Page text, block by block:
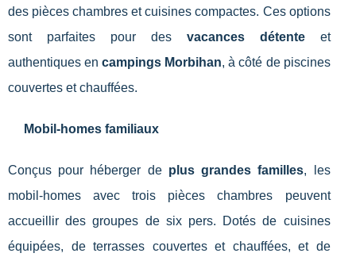
des pièces chambres et cuisines compactes. Ces options
sont parfaites pour des vacances détenteet
authentiques encampings Morbihan, à côté de piscines
couvertes et chauffées.
Mobil-homes familiaux
Conçus pour héberger de plus grandes familles, les
mobil-homes avec trois pièces chambres peuvent
accueillir des groupes de six pers. Dotés de cuisines
équipées, de terrasses couvertes et chauffées, et de